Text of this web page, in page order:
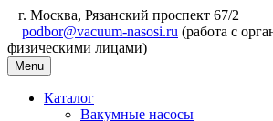
г. Москва, Рязанский проспект 67/2
podbor@vacuum-nasosi.ru (работа с
физическими лицами)
Menu
Каталог
Вакумные насосы